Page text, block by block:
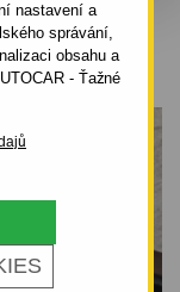
nastavení a
správání,
obsahu a
- Ťažné